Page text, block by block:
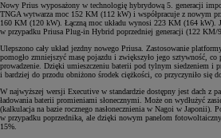
Nowy Prius wyposażony w technologię hybrydową 5. generacji
TNGA wytwarza moc 152 KM (112 kW) i współpracuje z nowym
160 KM (120 kW). Łączną moc układu wynosi 223 KM (164 kW).
w przypadku Priusa Plug-in Hybrid poprzedniej generacji (122 KM/
Ulepszono cały układ jezdny nowego Priusa. Zastosowanie
pomogło zmniejszyć masę pojazdu i zwiększyło jego sztywność, co
prowadzenie. Dzięki umieszczeniu baterii pod tylnym siedzeniem i
i bardziej do przodu obniżono środek ciężkości, co przyczyniło się
W najwyższej wersji Executive w standardzie dostępny jest dach z
ładowania baterii promieniami słonecznymi. Może on wydłużyć
(kalkulacja na bazie rocznego nasłonecznienia w Nagoi w Japonii).
w przypadku poprzednika, ale dzięki nowym panelom
15%.